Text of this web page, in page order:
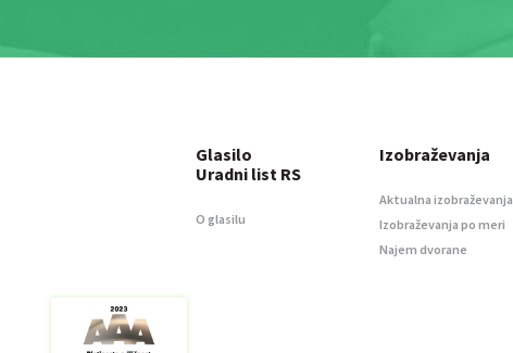
Glasilo
Uradni list RS
O glasilu
Izobraževanja
Aktualna izobraževanja
Izobraževanja po meri
Najem dvorane